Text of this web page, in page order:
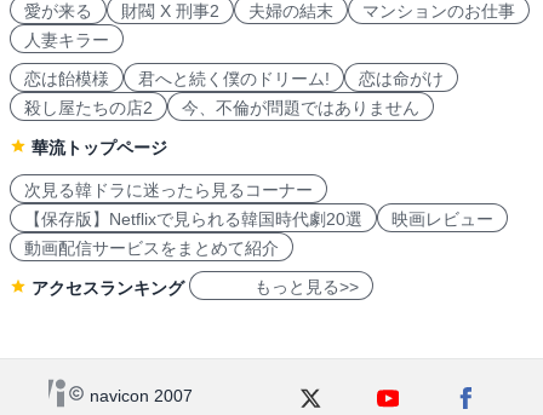
愛が来る 財閥 X 刑事2 夫婦の結末
マンションのお仕事
人妻キラー
恋は飴模様
君へと続く僕のドリーム!
恋は命がけ
殺し屋たちの店2
今、不倫が問題ではありません
華流トップページ
次見る韓ドラに迷ったら見るコーナー
【保存版】Netflixで見られる韓国時代劇20選
映画レビュー
動画配信サービスをまとめて紹介
アクセスランキング もっと見る>>
navicon 2007